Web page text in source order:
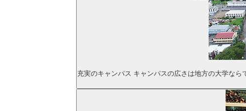
充実のキャンパス キャンパスの広さは地方の大学な